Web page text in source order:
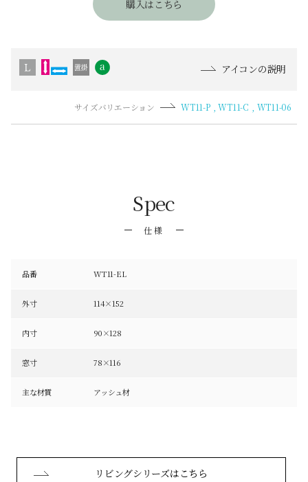
購入はこちら
アイコンの説明
サイズバリエーション WT11-P WT11-C WT11-06
Spec
仕様
品番 WT11-EL
外寸 114×152
内寸 90×128
窓寸 78×116
主な材質 アッシュ材
リビングシリーズはこちら